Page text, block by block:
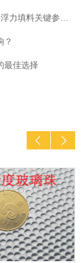
空心玻璃微珠耐压强度受哪些工艺影响?深海浮力填料关键参数解读
？
最佳选择